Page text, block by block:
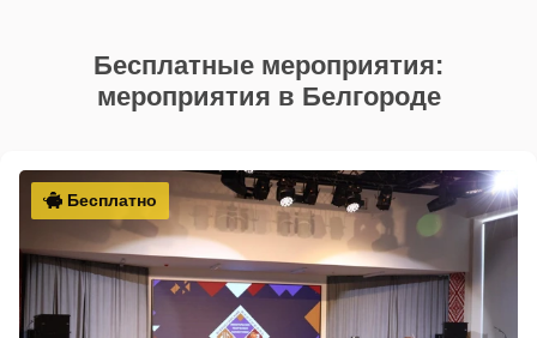
Бесплатные мероприятия:
мероприятия в Белгороде
Бесплатно